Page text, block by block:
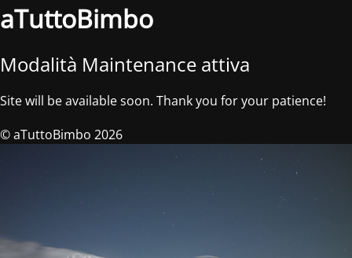
aTuttoBimbo
Modalità Maintenance attiva
Site will be available soon. Thank you for your patience!
© aTuttoBimbo 2026